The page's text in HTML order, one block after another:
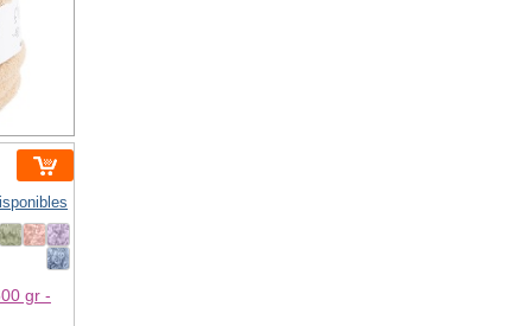
gr -